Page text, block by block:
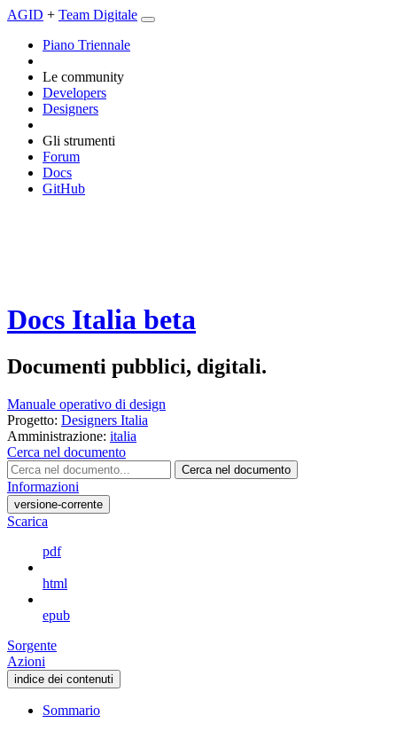
AGID + Team Digitale
Piano Triennale
Le community
Developers
Designers
Gli strumenti
Forum
Docs
GitHub
Docs Italia beta
Documenti pubblici, digitali.
Manuale operativo di design
Progetto: Designers Italia
Amministrazione: italia
Cerca nel documento
Cerca nel documento
Informazioni
versione-corrente
Scarica
pdf
html
epub
Sorgente
Azioni
indice dei contenuti
Sommario